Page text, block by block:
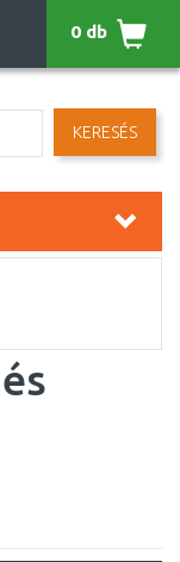
KERESÉS
0 db